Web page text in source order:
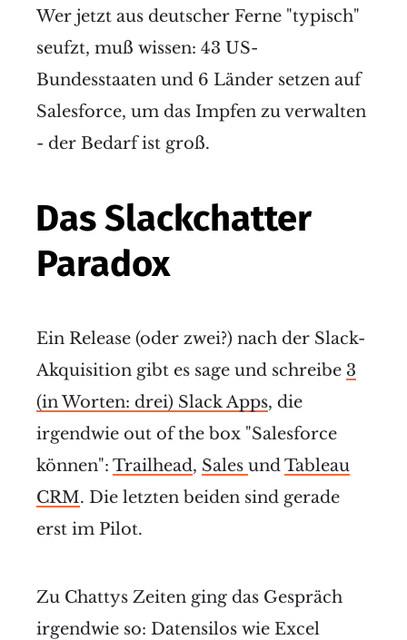
Wer jetzt aus deutscher Ferne "typisch"
seufzt, muß wissen: 43 US-
Bundesstaaten und 6 Länder setzen auf
Salesforce, um das Impfen zu verwalten
- der Bedarf ist groß.
Das Slackchatter
Paradox
Ein Release (oder zwei?) nach der Slack-
Akquisition gibt es sage und schreibe 3
(in Worten: drei) Slack Apps, die
irgendwie out of the box "Salesforce
können": Trailhead, Sales undTableau
CRM. Die letzten beiden sind gerade
erst im Pilot.
Zu Chattys Zeiten ging das Gespräch
irgendwie so: Datensilos wie Excel